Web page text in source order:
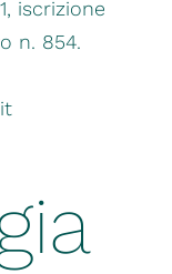
iscrizione
n. 854.